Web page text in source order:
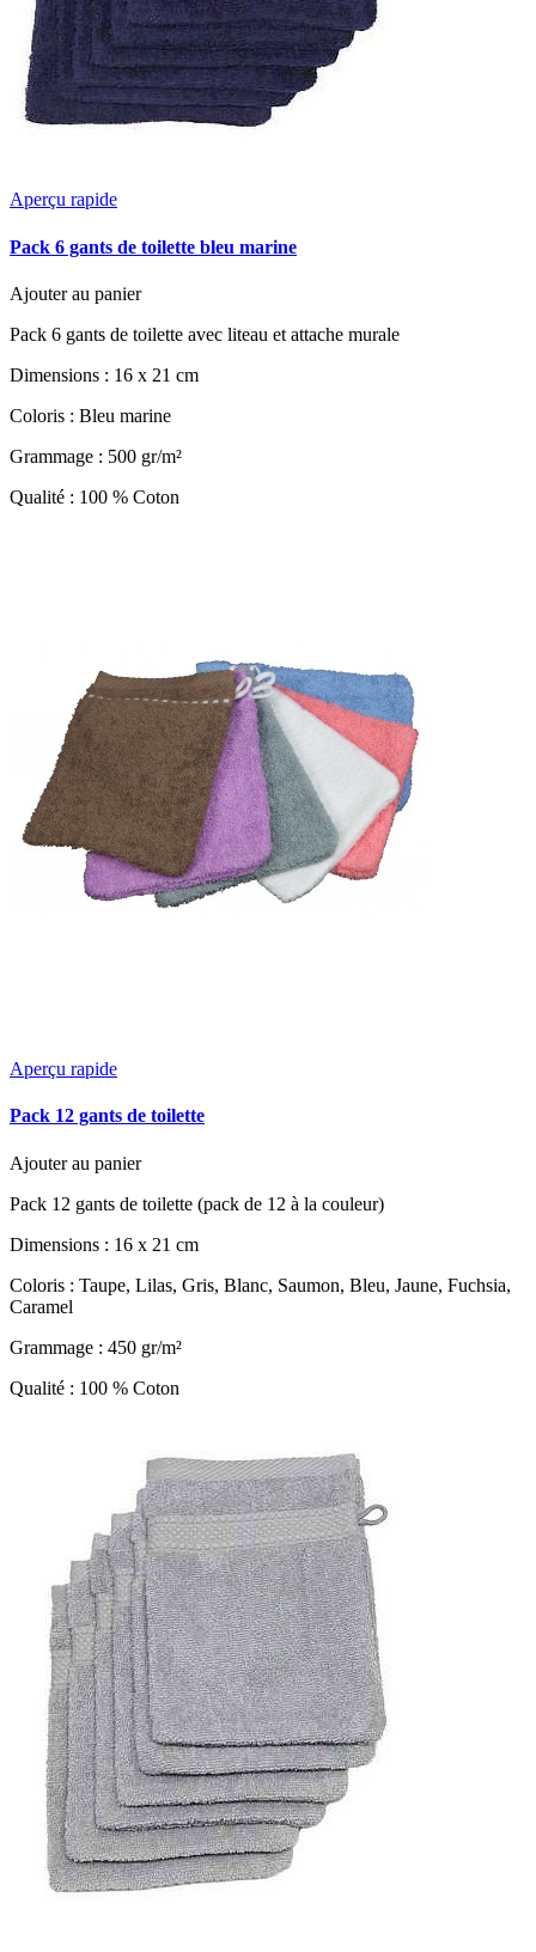
Aperçu rapide
Pack 6 gants de toilette bleu marine
Ajouter au panier
Pack 6 gants de toilette avec liteau et attache murale
Dimensions : 16 x 21 cm
Coloris : Bleu marine
Grammage : 500 gr/m²
Qualité : 100 % Coton
Aperçu rapide
Pack 12 gants de toilette
Ajouter au panier
Pack 12 gants de toilette (pack de 12 à la couleur)
Dimensions : 16 x 21 cm
Coloris : Taupe, Lilas, Gris, Blanc, Saumon, Bleu, Jaune, Fuchsia,
Caramel
Grammage : 450 gr/m²
Qualité : 100 % Coton